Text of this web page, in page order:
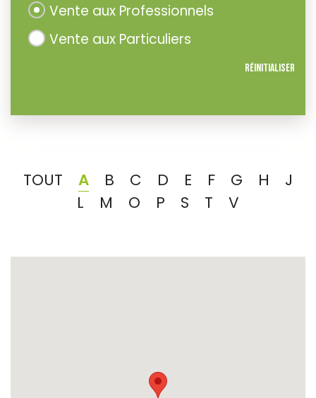
Vente aux Professionnels
Vente aux Particuliers
Réinitialiser
TOUT A B C D E F G H
J
L
M O P S T V